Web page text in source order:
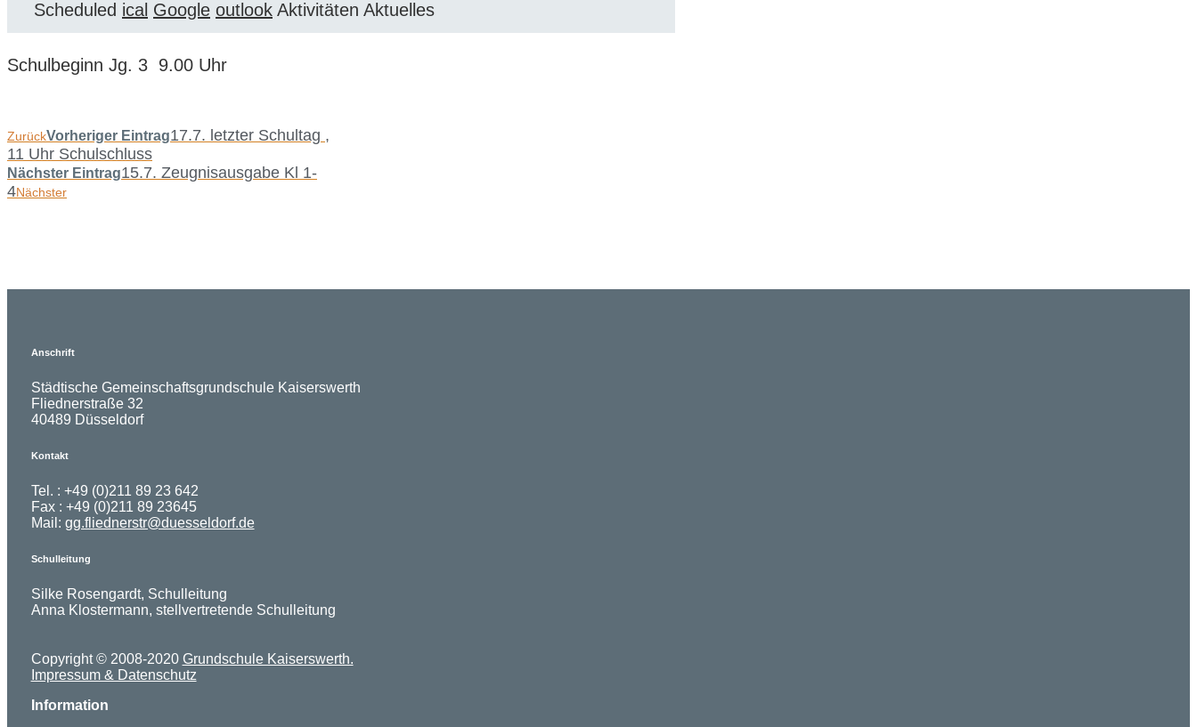
Scheduled ical Google outlook Aktivitäten Aktuelles
Schulbeginn Jg. 3 9.00 Uhr
ZurückVorheriger Eintrag17.7. letzter Schultag ,
11 Uhr Schulschluss
Nächster Eintrag15.7. Zeugnisausgabe Kl 1-
4Nächster
Anschrift
Städtische Gemeinschaftsgrundschule Kaiserswerth
Fliednerstraße 32
40489 Düsseldorf
Kontakt
Tel. : +49 (0)211 89 23 642
Fax : +49 (0)211 89 23645
Mail: gg.fliednerstr@duesseldorf.de
Schulleitung
Silke Rosengardt, Schulleitung
Anna Klostermann, stellvertretende Schulleitung
Copyright © 2008-2020 Grundschule Kaiserswerth.
Impressum & Datenschutz
Information